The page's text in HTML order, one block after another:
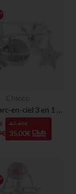
47,49€
35,00€